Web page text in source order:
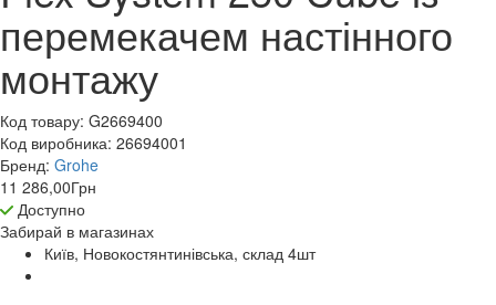
перемекачем настінного
монтажу
Код товару: G2669400
Код виробника: 26694001
Бренд: Grohe
11 286,00Грн
Доступно
Забирай в магазинах
Київ, Новокостянтинівська, склад 4шт